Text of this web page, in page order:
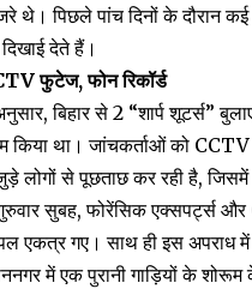
थे। पिछले पांच दिनों के दौरान
देते हैं।
फुटेज, फोन रिकॉर्ड
बिहार से 2 “शार्प शूटर्स”
किया था। जांचकर्ताओं को
लोगों से पूछताछ कर रही है, जिसमें
सुबह, फोरेंसिक एक्सपर्ट्स और
एकत्र गए। साथ ही इस अपराध में
में एक पुरानी गाड़ियों के